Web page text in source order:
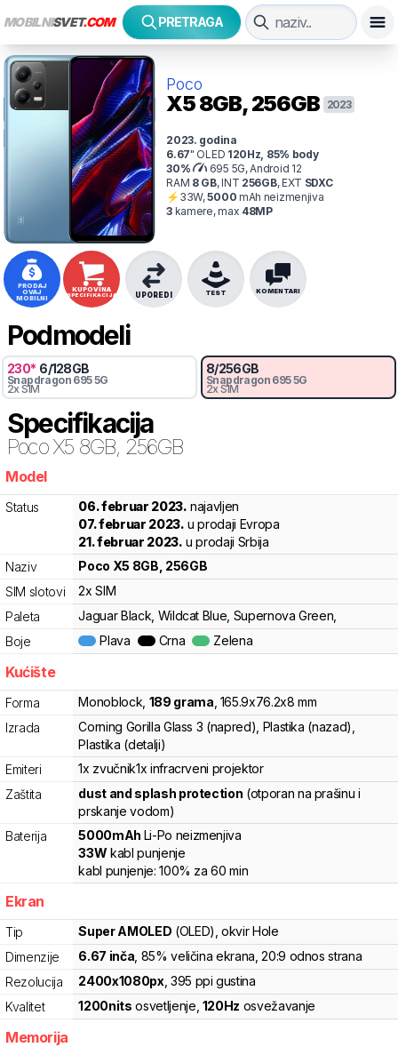
MOBILNISVET.COM PRETRAGA
Poco
X58GB, 256GB 2023
2023. godina
6.67" OLED 120Hz 85% body
30%
695 5G, Android 12
RAM 8GB,INT 256GB,EXT SDXC
⚡ 33W,5000 mAh neizmenjiva
3 kamere, max 48MP
PRODAJ
OVAJ
MOBILNI
KUPOVINA
SPECIFIKACIJA TEST KOMENTARI
UPOREDI
Podmodeli
230* 6/128GB
Snapdragon 695 5G
2x SIM
8/256GB
Snapdragon 695 5G
2x SIM
Specifikacija
Poco X5 8GB, 256GB
Model
Status 06. februar 2023. najavljen
07. februar 2023. u prodaji Evropa
21. februar 2023. u prodaji Srbija
Naziv
Poco X5 8GB, 256GB
SIM slotovi
2x SIM
Paleta
Jaguar Black, Wildcat Blue, Supernova Green,
Boje
Plava Crna Zelena
Kućište
Forma Monoblock 189 grama 165.9x76.2x8 mm
Izrada
Corning Gorilla Glass 3 (napred), Plastika (nazad),
Plastika (detalji)
Emiteri
1x zvučnik1x infracrveni projektor
Zaštita
dust and splash protection (otporan na prašinu i
prskanje vodom)
Baterija
5000mAh Li-Po neizmenjiva
33W kabl punjenje
kabl punjenje:100% za 60 min
Ekran
Tip Super AMOLED (OLED) , okvir Hole
Dimenzije
6.67 inča , 85% veličina ekrana , 20:9 odnos strana
Rezolucija
2400x1080px, 395 ppi gustina
Kvalitet
1200nits osvetljenje 120Hz osvežavanje
Memorija